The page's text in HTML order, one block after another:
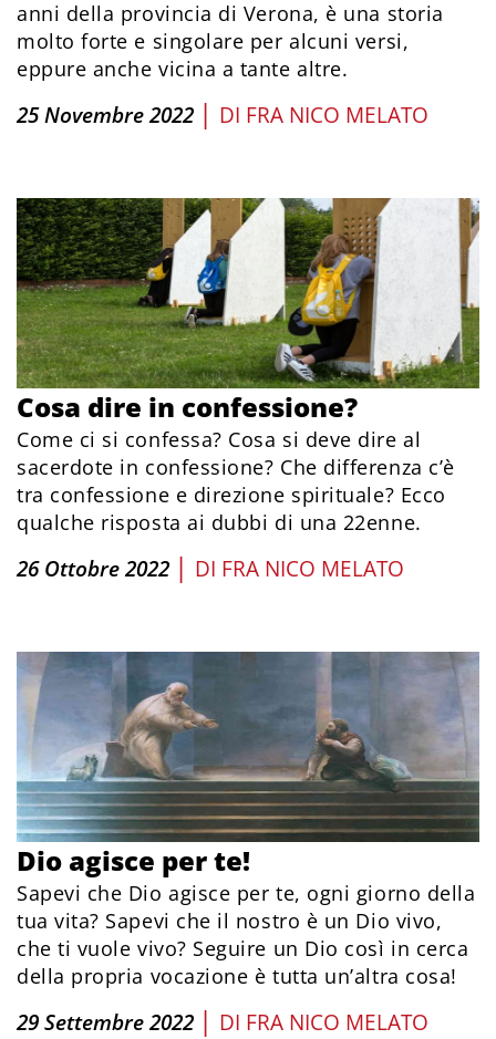
anni della provincia di Verona, è una storia
molto forte e singolare per alcuni versi,
eppure anche vicina a tante altre.
25 Novembre 2022 | DI FRA NICO MELATO
Cosa dire in confessione?
Come ci si confessa? Cosa si deve dire al
sacerdote in confessione? Che differenza c’è
tra confessione e direzione spirituale? Ecco
qualche risposta ai dubbi di una 22enne.
26 Ottobre 2022 | DI FRA NICO MELATO
Dio agisce per te!
Sapevi che Dio agisce per te, ogni giorno della
tua vita? Sapevi che il nostro è un Dio vivo,
che ti vuole vivo? Seguire un Dio così in cerca
della propria vocazione è tutta un’altra cosa!
29 Settembre 2022 | DI FRA NICO MELATO